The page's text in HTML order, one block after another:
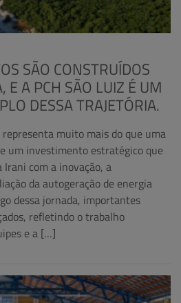
SÃO CONSTRUÍDOS
E A PCH SÃO LUIZ É UM
DESSA TRAJETÓRIA.
muito mais do que uma
um investimento estratégico que
Irani com a inovação, a
da autogeração de energia
dessa jornada, importantes
refletindo o trabalho
e a […]